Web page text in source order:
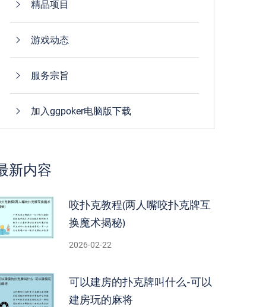
精品项目
游戏动态
服务宗旨
加入ggpoker电脑版下载
新内容
咬扑克教程(两人嘴咬扑克牌互
换魔术揭秘)
2026-02-22
可以建房的扑克牌叫什么-可以
建房玩的麻将